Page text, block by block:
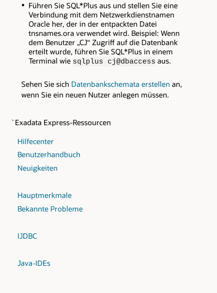
Führen Sie SQL*Plus aus und stellen Sie eine
Verbindung mit dem Netzwerkdienstnamen
Oracle her, der in der entpackten Datei
tnsnames.ora verwendet wird. Beispiel: Wenn
dem Benutzer „CJ“ Zugriff auf die Datenbank
erteilt wurde, führen Sie SQL*Plus in einem
Terminal wie sqlplus cj@dbaccess aus.
Sehen Sie sich Datenbankschemata erstellen an,
wenn Sie ein neuen Nutzer anlegen müssen.
`Exadata Express-Ressourcen
Hilfecenter
Benutzerhandbuch
Neuigkeiten
Hauptmerkmale
Bekannte Probleme
IJDBC
Java-IDEs